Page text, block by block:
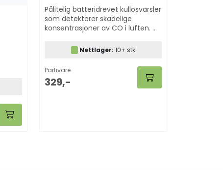
Pålitelig batteridrevet kullosvarsler
som detekterer skadelige
konsentrasjoner av CO i luften. Gir
rommet og utløser alarm ved
angitte grenseverdier.
Nettlager: 10+ stk
Partivare
329,-